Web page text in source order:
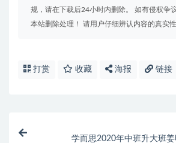
规，请在下载后24小时内删除。 如有侵权争
本站删除处理！ 请用户仔细辨认内容的真实
打赏 收藏 海报 链接
学而思2020年中班升大班